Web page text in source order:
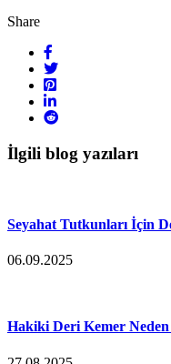
Share
İlgili blog yazıları
Seyahat Tutkunları İçin
06.09.2025
Hakiki Deri Kemer